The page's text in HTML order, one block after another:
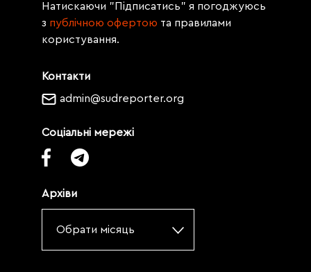
Контакти
admin@sudreporter.org
Соціальні мережі
Архіви
Обрати місяць
Натискаючи "Підписатись" я погоджуюсь
з публічною офертою та правилами
користування.